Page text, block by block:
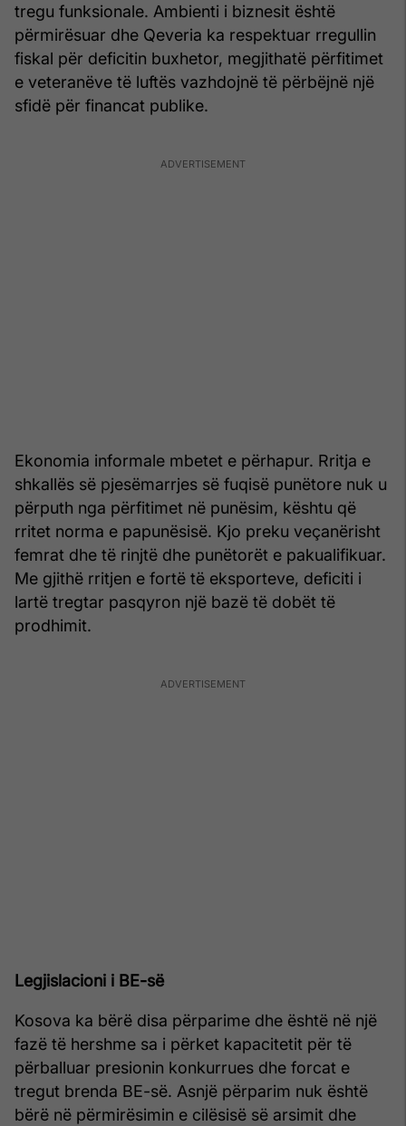
tregu funksionale. Ambienti i biznesit është
përmirësuar dhe Qeveria ka respektuar rregullin
fiskal për deficitin buxhetor, megjithatë përfitimet
e veteranëve të luftës vazhdojnë të përbëjnë një
sfidë për financat publike.
Ekonomia informale mbetet e përhapur. Rritja e
shkallës së pjesëmarrjes së fuqisë punëtore nuk u
përputh nga përfitimet në punësim, kështu që
rritet norma e papunësisë. Kjo preku veçanërisht
femrat dhe të rinjtë dhe punëtorët e pakualifikuar.
Me gjithë rritjen e fortë të eksporteve, deficiti i
lartë tregtar pasqyron një bazë të dobët të
prodhimit.
Legjislacioni i BE-së
Kosova ka bërë disa përparime dhe është në një
fazë të hershme sa i përket kapacitetit për të
përballuar presionin konkurrues dhe forcat e
tregut brenda BE-së. Asnjë përparim nuk është
bërë në përmirësimin e cilësisë së arsimit dhe